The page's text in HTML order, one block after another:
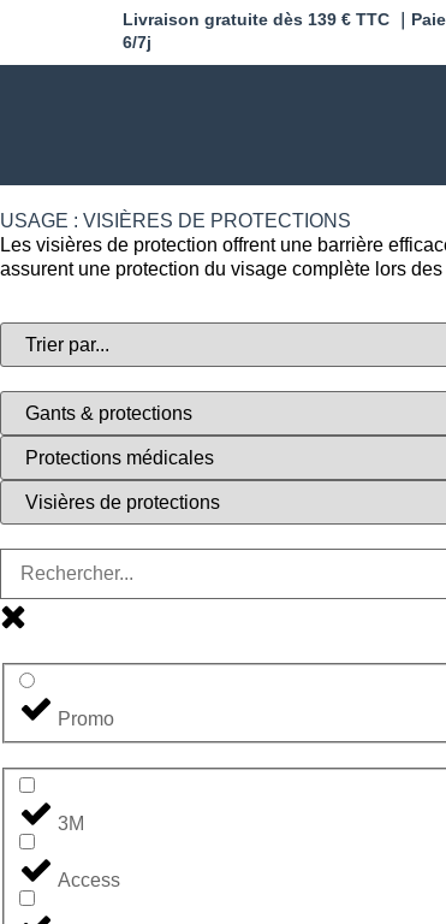
Livraison gratuite dès 139 € TTC ｜
6/7j
USAGE : VISIÈRES DE PROTECTIONS
Les visières de protection offrent une barrière
assurent une protection du visage complète lors
Promo
3M
Access